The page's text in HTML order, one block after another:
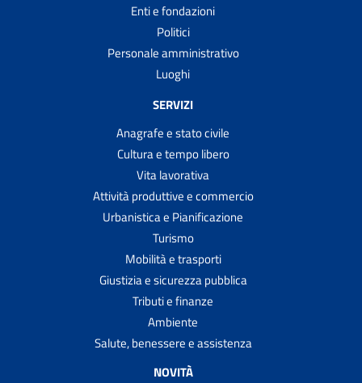
Enti e fondazioni
Politici
Personale amministrativo
Luoghi
SERVIZI
Anagrafe e stato civile
Cultura e tempo libero
Vita lavorativa
Attività produttive e commercio
Urbanistica e Pianificazione
Turismo
Mobilità e trasporti
Giustizia e sicurezza pubblica
Tributi e finanze
Ambiente
Salute, benessere e assistenza
NOVITÀ